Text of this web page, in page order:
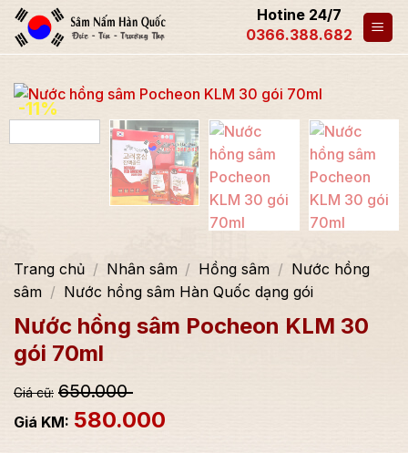
Hotine 24/7
0366.388.682
-11%
Trang chủ / Nhân sâm / Hồng sâm / Nước hồng
sâm / Nước hồng sâm Hàn Quốc dạng gói
Nước hồng sâm Pocheon KLM 30
gói 70ml
650.000
580.000